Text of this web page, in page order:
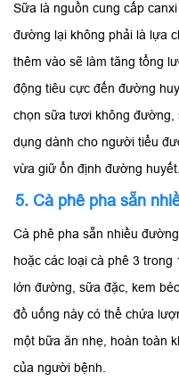
Sữa là nguồn cung cấp
đường lại không phải là lựa
thêm vào sẽ làm tăng tổng
động tiêu cực đến đường
chọn sữa tươi không đường,
dụng dành cho người tiểu
vừa giữ ổn định đường huyết.
5. Cà phê pha sẵn
Cà phê pha sẵn nhiều
hoặc các loại cà phê 3
lớn đường, sữa đặc, kem
đồ uống này có thể chứa
một bữa ăn nhẹ, hoàn toàn
của người bệnh.